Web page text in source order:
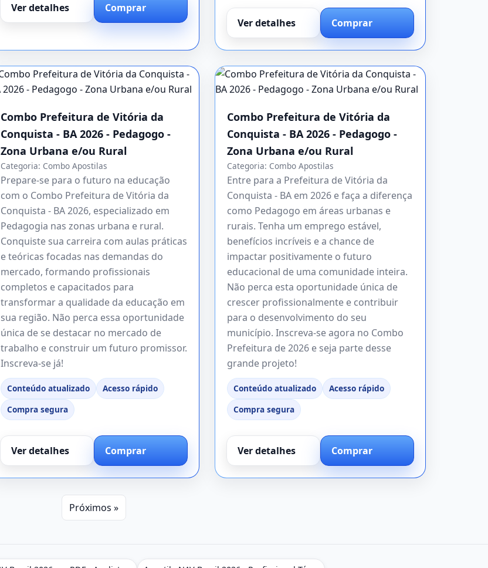
Ver detalhes Comprar
Ver detalhes Comprar
Combo Prefeitura de Vitória da
Conquista - BA 2026 - Pedagogo -
Zona Urbana e/ou Rural
Categoria: Combo Apostilas
Prepare-se para o futuro na educação
com o Combo Prefeitura de Vitória da
Conquista - BA 2026, especializado em
Pedagogia nas zonas urbana e rural.
Conquiste sua carreira com aulas práticas
e teóricas focadas nas demandas do
mercado, formando profissionais
completos e capacitados para
transformar a qualidade da educação em
sua região. Não perca essa oportunidade
única de se destacar no mercado de
trabalho e construir um futuro promissor.
Inscreva-se já!
Conteúdo atualizado
Acesso rápido
Compra segura
Ver detalhes Comprar
Combo Prefeitura de Vitória da
Conquista - BA 2026 - Pedagogo -
Zona Urbana e/ou Rural
Categoria: Combo Apostilas
Entre para a Prefeitura de Vitória da
Conquista - BA em 2026 e faça a diferença
como Pedagogo em áreas urbanas e
rurais. Tenha um emprego estável,
benefícios incríveis e a chance de
impactar positivamente o futuro
educacional de uma comunidade inteira.
Não perca esta oportunidade única de
crescer profissionalmente e contribuir
para o desenvolvimento do seu
município. Inscreva-se agora no Combo
Prefeitura de 2026 e seja parte desse
grande projeto!
Conteúdo atualizado
Acesso rápido
Compra segura
Ver detalhes Comprar
Próximos »